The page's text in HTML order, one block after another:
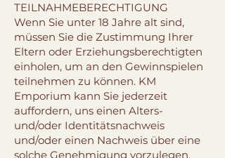
TEILNAHMEBERECHTIGUNG
Wenn Sie unter 18 Jahre alt sind,
müssen Sie die Zustimmung Ihrer
Eltern oder Erziehungsberechtigten
einholen, um an den Gewinnspielen
teilnehmen zu können. KM
Emporium kann Sie jederzeit
auffordern, uns einen Alters-
und/oder Identitätsnachweis
und/oder einen Nachweis über eine
solche Genehmigung vorzulegen,